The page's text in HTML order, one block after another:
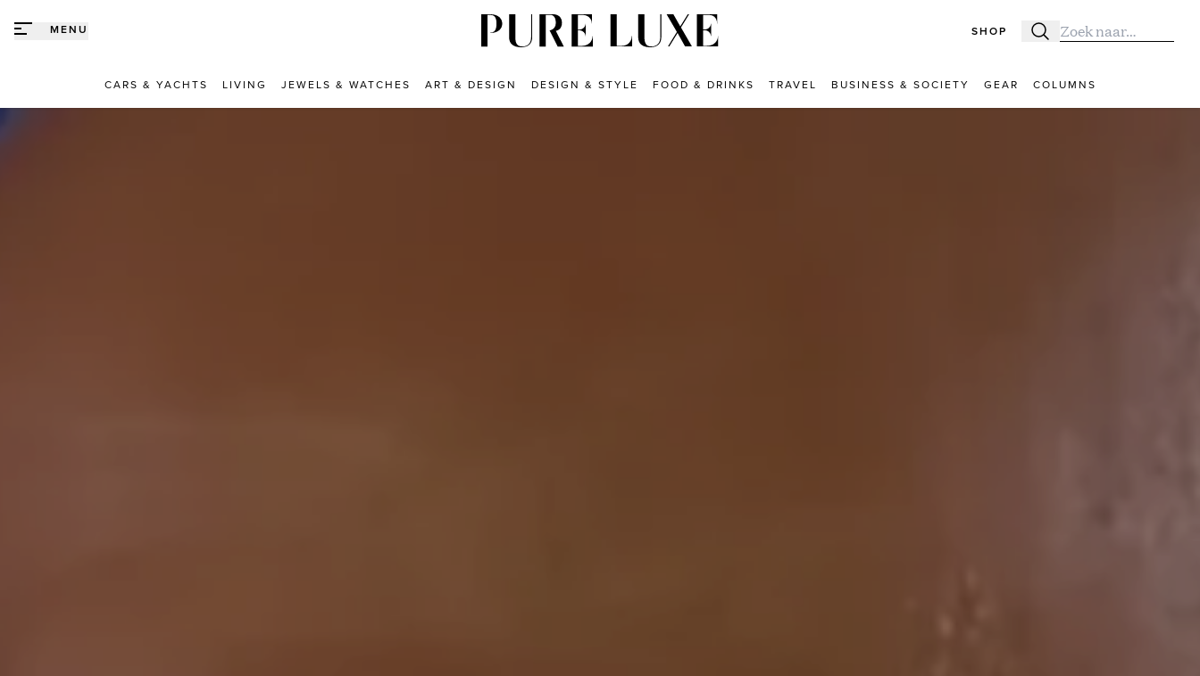
MENU SHOP Zoeken
Zoek naar:
CARS & YACHTS LIVING JEWELS & WATCHES ART & DESIGN DESIGN & STYLE FOOD & DRINKS TRAVEL BUSINESS & SOCIETY GEAR COLUMNS